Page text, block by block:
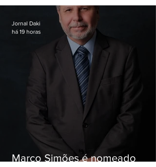
Marco Simões é nomeado
Jornal Daki
há 19 horas